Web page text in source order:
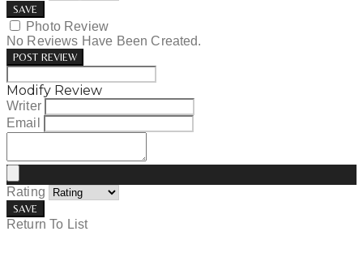
SAVE
Photo Review
No Reviews Have Been Created.
POST REVIEW
Modify Review
Writer
Email
Rating
SAVE
Return To List